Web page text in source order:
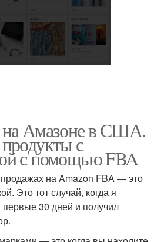
на Амазоне в США.
с
с помощью FBA
на Amazon FBA — это
Это тот случай, когда я
первые 30 дней и получил